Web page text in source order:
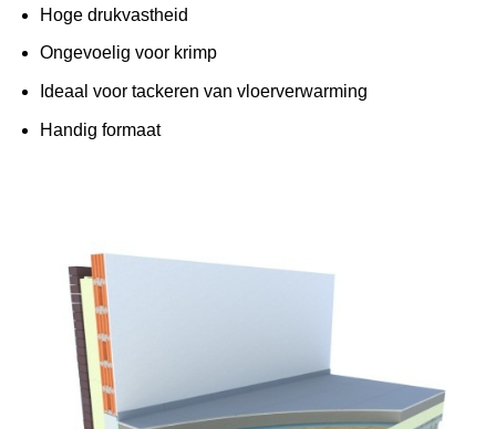
Hoge drukvastheid
Ongevoelig voor krimp
Ideaal voor tackeren van vloerverwarming
Handig formaat